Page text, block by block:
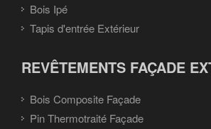
Bois Ipé
Tapis d'entrée Extérieur
REVÊTEMENTS FAÇADE
Bois Composite Façade
Pin Thermotraité Façade